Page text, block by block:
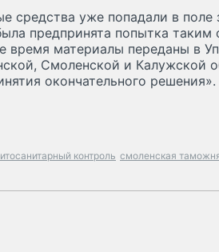
средства уже попадали в поле
предпринята попытка таким
время материалы переданы в
Смоленской и Калужской
окончательного решения».
контроль смоленская